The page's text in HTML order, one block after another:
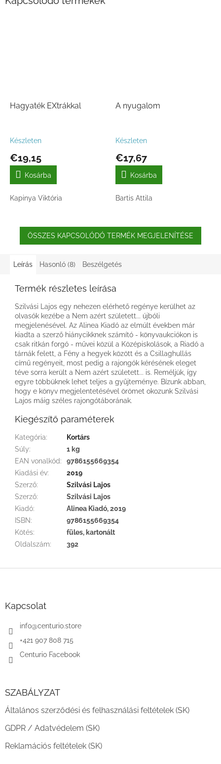
Hagyaték EXtrákkal
Készleten
€19,15
Kosárba
Kapinya Viktória
A nyugalom
Készleten
€17,67
Kosárba
Bartis Attila
ÖSSZES KAPCSOLÓDÓ TERMÉK MEGJELENÍTÉSE
Leírás Hasonló (8) Beszélgetés
Termék részletes leírása
Szilvási Lajos egy nehezen elérhető regénye kerülhet az
olvasók kezébe a Nem azért született... újbóli
megjelenésével. Az Alinea Kiadó az elmúlt években már
kiadta a szerző hiánycikknek számító - könyvaukciókon is
csak ritkán forgó - művei közül a Középiskolások, a Riadó a
tárnák felett, a Fény a hegyek között és a Csillaghullás
című regényeit, most pedig a rajongók kérésének eleget
téve sorra került a Nem azért született... is. Reméljük, így
egyre többüknek lehet teljes a gyűjteménye. Bízunk abban,
hogy e könyv megjelentetésével örömet okozunk Szilvási
Lajos máig széles rajongótáborának.
Kiegészítő paraméterek
Kategória:
Kortárs
Súly:
1 kg
EAN vonalkód:
9786155669354
Kiadási év:
2019
Szerző:
Szilvási Lajos
Szerző:
Szilvási Lajos
Kiadó:
Alinea Kiadó, 2019
ISBN:
9786155669354
Kötés:
füles, kartonált
Oldalszám: 392
Kapcsolat
info@centurio.store
+421 907 808 715
Centurio Facebook
SZABÁLYZAT
Általános szerződési és felhasználási feltételek (SK)
GDPR / Adatvédelem (SK)
Reklamációs feltételek (SK)